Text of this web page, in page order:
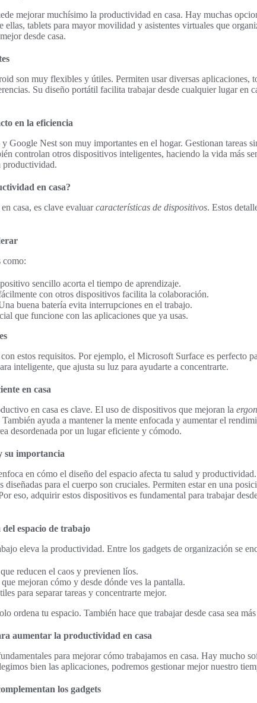
mejorar muchísimo la productividad en casa. Hay muchas
ellas, tablets para mayor movilidad y asistentes virtuales que
desde casa.
son muy flexibles y útiles. Permiten usar diversas aplicaciones,
Su diseño portátil facilita trabajar desde cualquier lugar en
en la eficiencia
Google Nest son muy importantes en el hogar. Gestionan tareas
controlan otros dispositivos inteligentes, haciendo la vida más
productividad.
en casa?
casa, es clave evaluarcaracterísticas de dispositivos. Estos
como:
sencillo acorta el tiempo de aprendizaje.
con otros dispositivos facilita la colaboración.
buena batería evita interrupciones en el trabajo.
que funcione con las aplicaciones que ya usas.
estos requisitos. Por ejemplo, el Microsoft Surface es perfecto
inteligente, que ajusta su luz para ayudarte a concentrarte.
en casa
en casa es clave. El uso de dispositivos que mejoran la
ayuda a mantener la mente enfocada y aumentar el
desordenada por un lugar eficiente y cómodo.
su importancia
en cómo el diseño del espacio afecta tu salud y
diseñadas para el cuerpo son cruciales. Permiten estar en una
eso, adquirir estos dispositivos es fundamental para trabajar
espacio de trabajo
eleva la productividad. Entre los gadgets de organización se
reducen el caos y previenen líos.
mejoran cómo y desde dónde ves la pantalla.
para separar tareas y concentrarte mejor.
ordena tu espacio. También hace que trabajar desde casa sea
aumentar la productividad en casa
para mejorar cómo trabajamos en casa. Hay mucho
bien las aplicaciones, podremos gestionar mejor nuestro
los gadgets